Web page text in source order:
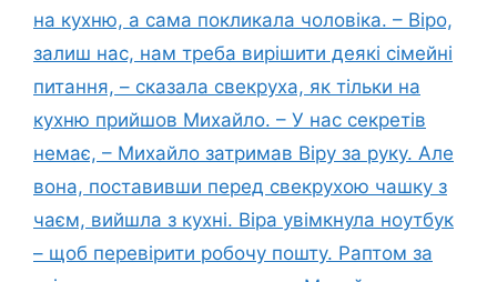
на кухню, а сама покликала чоловіка. – Віро,
залиш нас, нам треба вирішити деякі сімейні
питання, – сказала свекруха, як тільки на
кухню прийшов Михайло. – У нас секретів
немає, – Михайло затримав Віру за руку. Але
вона, поставивши перед свекрухою чашку з
чаєм, вийшла з кухні. Віра увімкнула ноутбук
– щоб перевірити робочу пошту. Раптом за